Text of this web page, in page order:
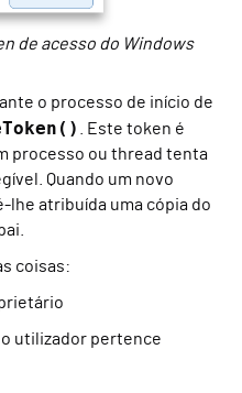
de acesso do Windows
o processo de início de
. Este token é
processo ou thread tenta
Quando um novo
lhe atribuída uma cópia do
coisas:
o utilizador pertence